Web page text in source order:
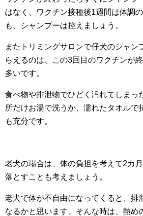
はなく、ワクチン接種後1週間は体調
も、シャンプーは控えましょう。
またトリミングサロンで仔犬のシャン
らえるのは、この3回目のワクチンが
多いです。
食べ物や排泄物でひどく汚れてしまっ
所だけお湯で洗うか、濡れたタオルで
も充分です。
老犬の場合は、体の負担を考えて2カ
落とすことも考えましょう。
老犬で体が不自由になってくると、排
なるかと思います。そんな時は、熱め